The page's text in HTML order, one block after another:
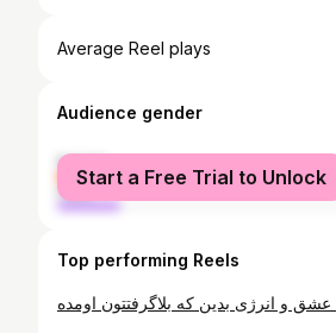
Average Reel plays
Audience gender
female
male
Start a Free Trial to Unlock
Top performing Reels